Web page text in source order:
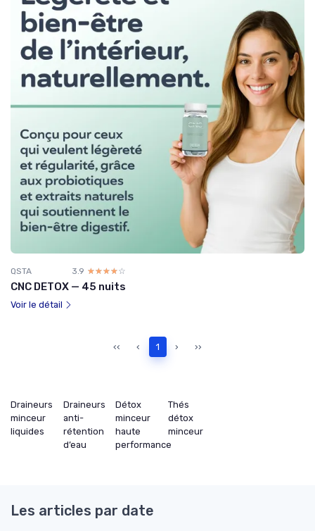
QSTA 3.9 ☆☆☆☆☆
★★★★★
CNC DETOX — 45 nuits
Voir le détail
‹‹ ‹ 1 › ››
Draineurs
minceur
liquides
Draineurs
anti-
rétention
d’eau
Détox
minceur
haute
performance
Thés
détox
minceur
Les articles par date